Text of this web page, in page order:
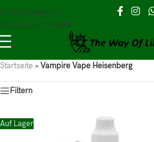
Skip to navigation
Skip to main content
Startseite »Vampire Vape Heisenberg
Filtern
Auf Lager